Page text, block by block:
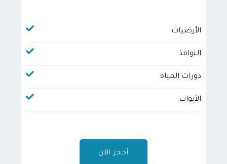
الأرضيات
النوافذ
دورات المياه
الأبواب
أحجز الآن